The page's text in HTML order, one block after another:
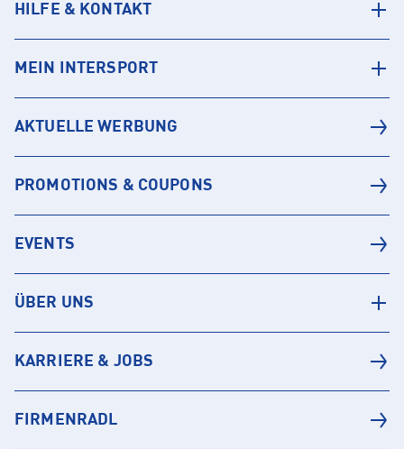
HILFE & KONTAKT
MEIN INTERSPORT
AKTUELLE WERBUNG
PROMOTIONS & COUPONS
EVENTS
ÜBER UNS
KARRIERE & JOBS
FIRMENRADL